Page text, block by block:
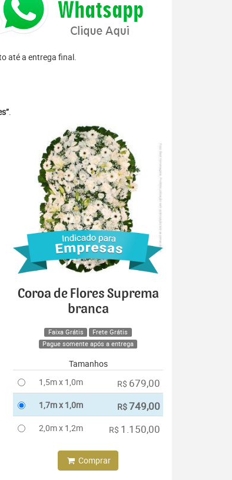
até a entrega final.
.
Coroa de Flores Suprema
branca
Faixa Grátis
Frete Grátis
Pague somente após a entrega
Tamanhos
1,5m x 1,0m
R$ 679,00
1,7m x 1,0m R$749,00
2,0m x 1,2m R$ 1.150,00
Comprar